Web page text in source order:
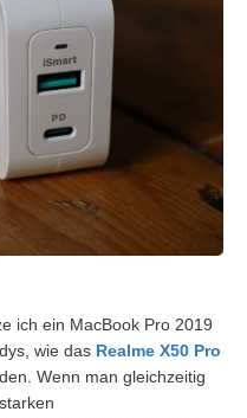
ich ein MacBook Pro 2019
wie das Realme X50 Pro
Wenn man gleichzeitig